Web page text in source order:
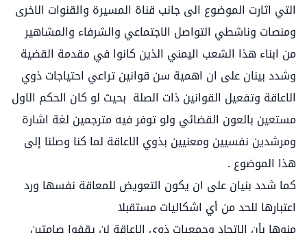
التي اثارت الموضوع الى جانب قناة المسيرة والقنوات الاخرى
ومنصات وناشطي التواصل الاجتماعي والشرفاء والمشاهير
من ابناء هذا الشعب اليمني الذين كانوا في مقدمة القضية
وشدد بينان على ان اهمية سن قوانين تراعي احتياجات ذوي
الاعاقة وتفعيل القوانين ذات الصلة بحيث لو كان الحكم الاول
مستعين بالعون القضائي ولو توفر فيه مترجمين لغة اشارة
ومرشدين نفسيين ومعنيين بذوي الاعاقة لما كنا وصلنا إلى
هذا الموضوع .
كما شدد بنيان على ان يكون التعويض للمعاقة نفسها ورد
اعتبارها للحد من أي اشكاليات مستقبلا